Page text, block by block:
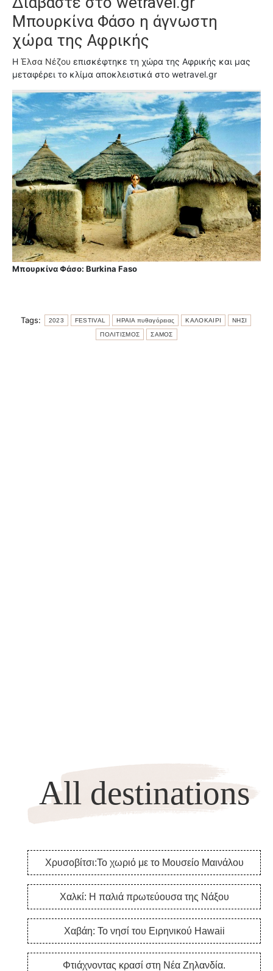
Μπουρκίνα Φάσο η άγνωστη
χώρα της Αφρικής
Η Έλσα Νέζου επισκέφτηκε τη χώρα της Αφρικής και μας
μεταφέρει το κλίμα αποκλειστικά στο wetravel.gr
Μπουρκίνα Φάσο: Burkina Faso
Tags: 2023 FESTIVAL ΗΡΑΙΑ πυθαγόρειας ΚΑΛΟΚΑΙΡΙ ΝΗΣΙ
ΠΟΛΙΤΙΣΜΟΣ ΣΑΜΟΣ
All destinations
Χρυσοβίτσι:Το χωριό με το Μουσείο Μαινάλου
Χαλκί: Η παλιά πρωτεύουσα της Νάξου
Χαβάη: Το νησί του Ειρηνικού Hawaii
Φτιάχνοντας κρασί στη Νέα Ζηλανδία.